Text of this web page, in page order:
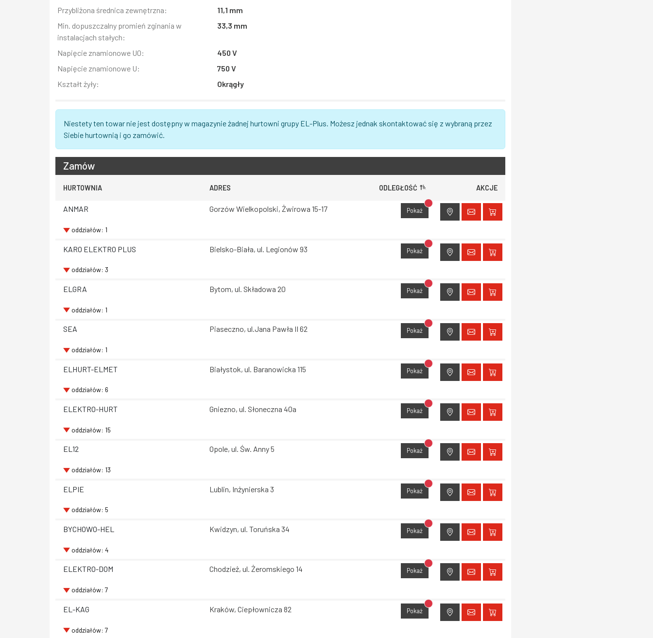
Przybliżona średnica zewnętrzna:
11,1 mm
Min. dopuszczalny promień zginania w
instalacjach stałych:
33,3 mm
Napięcie znamionowe U0:
450 V
Napięcie znamionowe U:
750 V
Kształt żyły:
Okrągły
Niestety ten towar nie jest dostępny w magazynie żadnej hurtowni grupy EL-Plus. Możesz jednak skontaktować się z wybraną przez
Siebie hurtownią i go zamówić.
Zamów
HURTOWNIA ADRES ODLEGŁOŚĆ AKCJE
ANMAR Gorzów Wielkopolski, Żwirowa 15-17 Pokaż Brak dostępu do lokalizacji
oddziałów: 1
KARO ELEKTRO PLUS Bielsko-Biała, ul. Legionów 93 Pokaż Brak dostępu do lokalizacji
oddziałów: 3
ELGRA Bytom, ul. Składowa 20 Pokaż Brak dostępu do lokalizacji
oddziałów: 1
SEA Piaseczno, ul.Jana Pawła II 62 Pokaż Brak dostępu do lokalizacji
oddziałów: 1
ELHURT-ELMET Białystok, ul. Baranowicka 115 Pokaż Brak dostępu do lokalizacji
oddziałów: 6
ELEKTRO-HURT Gniezno, ul. Słoneczna 40a Pokaż Brak dostępu do lokalizacji
oddziałów: 15
EL12 Opole, ul. Św. Anny 5 Pokaż Brak dostępu do lokalizacji
oddziałów: 13
ELPIE Lublin, Inżynierska 3 Pokaż Brak dostępu do lokalizacji
oddziałów: 5
BYCHOWO-HEL Kwidzyn, ul. Toruńska 34 Pokaż Brak dostępu do lokalizacji
oddziałów: 4
ELEKTRO-DOM Chodzież, ul. Żeromskiego 14 Pokaż Brak dostępu do lokalizacji
oddziałów: 7
EL-KAG Kraków, Ciepłownicza 82 Pokaż Brak dostępu do lokalizacji
oddziałów: 7